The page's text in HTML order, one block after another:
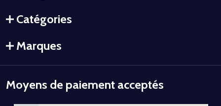
Catégories
Marques
Moyens de paiement acceptés